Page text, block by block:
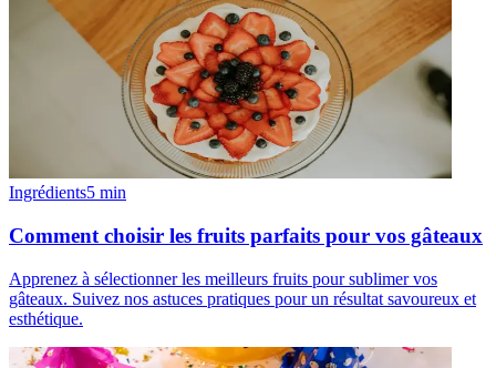
Ingrédients5 min
Comment choisir les fruits parfaits pour vos gâteaux
Apprenez à sélectionner les meilleurs fruits pour sublimer vos
gâteaux. Suivez nos astuces pratiques pour un résultat savoureux et
esthétique.